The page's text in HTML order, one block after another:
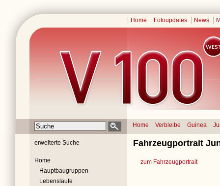
Home Fotoupdates News
Home Verbleibe Guinea
erweiterte Suche
Home
Hauptbaugruppen
Lebensläufe
Fahrzeugportrait
zum Fahrzeugportrait